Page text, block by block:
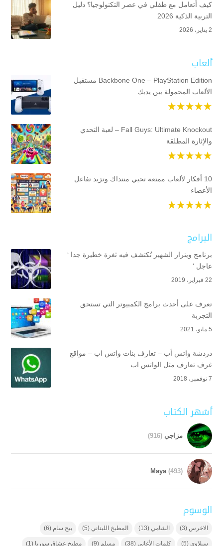
كيف أتعامل مع طفلي في عصر التكنولوجيا؟ دليل
التربية الذكية 2026
2 يناير، 2026
ألعاب
Backbone One – PlayStation Edition مستقبل
الألعاب المحمولة بين يديك
Fall Guys: Ultimate Knockout – لعبة التحدي
والإثارة المطلقة
10 أفكار لألعاب ممتعة تحيي منتداك وتزيد تفاعل
الأعضاء
البرامج
برنامج وينرار الشهير تُكتشف فيه ثغرة خطيرة جدا ‘
عاجل ‘
22 فبراير، 2019
تعرف على أحدث برامج الكمبيوتر التي تستحق
التجربة
5 مايو، 2021
دردشة واتس أب – تعارف بنات واتس اب – مواقع
غرف تعارف مثل الواتس اب
7 نوفمبر، 2018
أشهر الكتاب
مزاجي (916)
Maya (493)
الوسوم
الاخرس (3) الشامي (13) المطبخ اللبناني (5) بيج سام (6)
سيلاوي (5) كلمات الأغاني (38) مسلم (9) مطبخ عشاق سوريا (1)